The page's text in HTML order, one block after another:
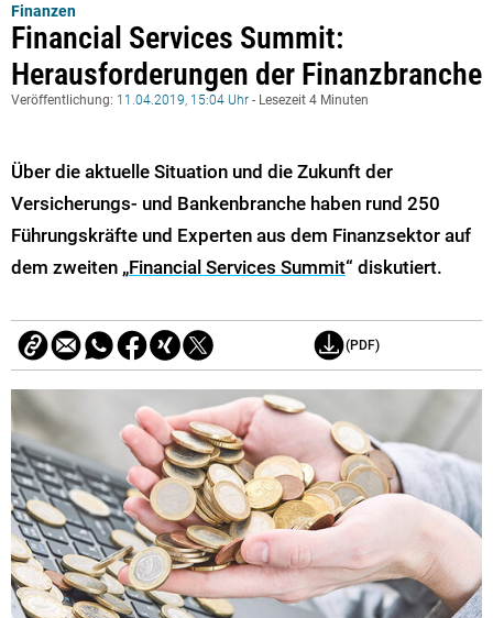
Finanzen
Financial Services Summit:
Herausforderungen der Finanzbranche
Veröffentlichung: 11.04.2019, 15:04 Uhr - Lesezeit 4 Minuten
Über die aktuelle Situation und die Zukunft der
Versicherungs- und Bankenbranche haben rund 250
Führungskräfte und Experten aus dem Finanzsektor auf
dem zweiten „Financial Services Summit“ diskutiert.
(PDF)